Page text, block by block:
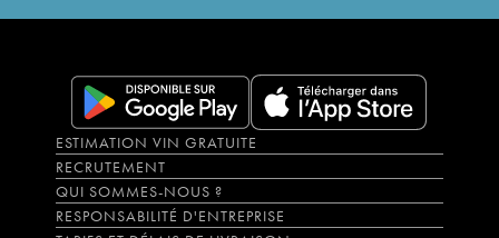
ESTIMATION VIN GRATUITE
RECRUTEMENT
QUI SOMMES-NOUS ?
RESPONSABILITÉ D'ENTREPRISE